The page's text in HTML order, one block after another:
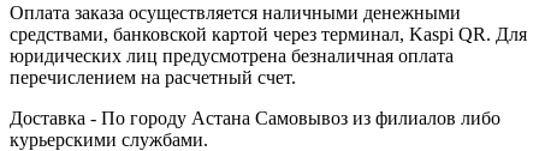
Оплата заказа осуществляется наличными денежными
средствами, банковской картой через терминал, Kaspi QR. Для
юридических лиц предусмотрена безналичная оплата
перечислением на расчетный счет.
Доставка - По городу Астана Самовывоз из филиалов либо
курьерскими службами.